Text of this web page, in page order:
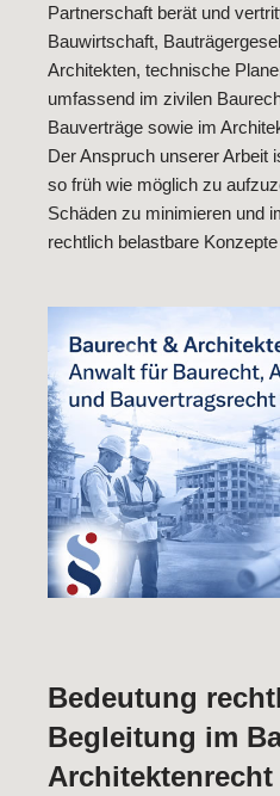
Partnerschaft berät und
Bauwirtschaft,
Architekten, technische
umfassend im zivilen
Bauverträge sowie im
Der Anspruch unserer Arbeit
so früh wie möglich zu
Schäden zu minimieren und
rechtlich belastbare
Bedeutung
Begleitung im
Architektenrecht